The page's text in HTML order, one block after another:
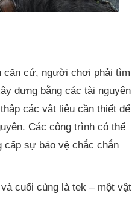
căn cứ, người chơi phải tìm
dựng bằng các tài nguyên
các vật liệu cần thiết để
Các công trình có thể
sự bảo vệ chắc chắn
cuối cùng là tek – một vật